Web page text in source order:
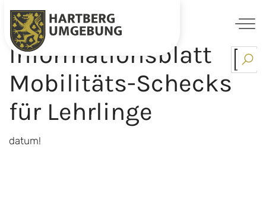
Skip
content
Informationsblatt
Mobilitäts-Schecks
für Lehrlinge
datum!